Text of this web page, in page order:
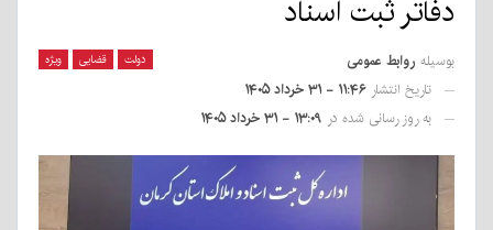
دفاتر ثبت اسناد
دولت قضایی ویژه بوسیله روابط عمومی
تاریخ انتشار ۱۱:۴۶ - ۳۱ خرداد ۱۴۰۵
به روز رسانی شده در ۱۳:۰۹ - ۳۱ خرداد ۱۴۰۵